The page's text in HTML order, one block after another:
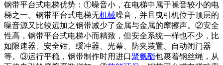
钢带平台式电梯优势：①噪音小，在电梯中属于噪音较小的电
梯之一。钢带平台式电梯无机械噪音，并且曳引机位于顶层的
噪音源又比较远加之钢带减少了金属与金属的摩擦声。②安全
性高，钢带平台式电梯小而精致，但安全系统一样也不少，比
如限速器、安全钳、缓冲器、光幕、防夹装置、自动闭门器
等。③运行平稳，钢带制作时用进口聚氨酯包裹着钢丝绳，从